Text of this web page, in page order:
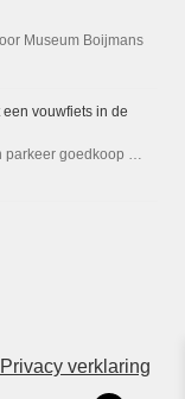
Museum Boijmans
vouwfiets in de
parkeer goedkoop …
verklaring